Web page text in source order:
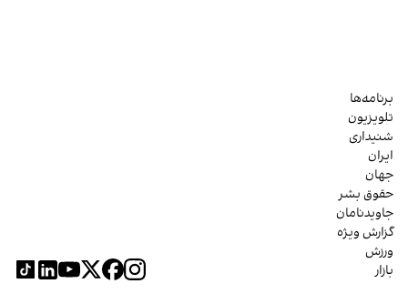
برنامه‌ها
تلویزیون
شنیداری
ایران
جهان
حقوق بشر
جاویدنامان
گزارش ویژه
ورزش
بازار